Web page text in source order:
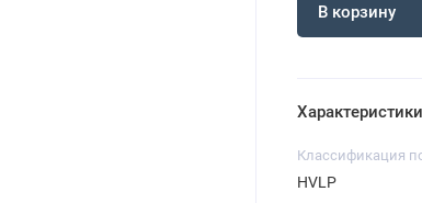
В корзину
Характеристики
Классификация
HVLP